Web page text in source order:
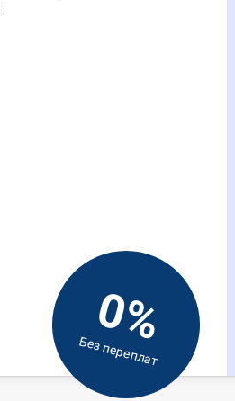
0%
Без переплат